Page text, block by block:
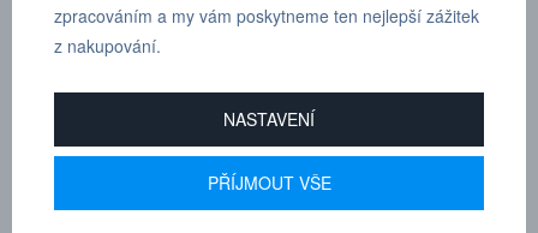
Rozsah teplot:-20 až +80°C
Provozní tlak:-0,95 až 20 bar
Média:stlačený vzduch s obsahem oleje a bez obsahu oleje,
neutrální plyny, voda (max. 60°C)
zpracováním a my vám poskytneme ten nejlepší zážitek
z nakupování.
NASTAVENÍ
PŘÍJMOUT VŠE